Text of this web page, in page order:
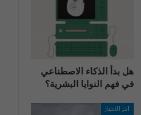
هل بدأ الذكاء الاصطناعي
في فهم النوايا البشرية؟
آخر الاخبار